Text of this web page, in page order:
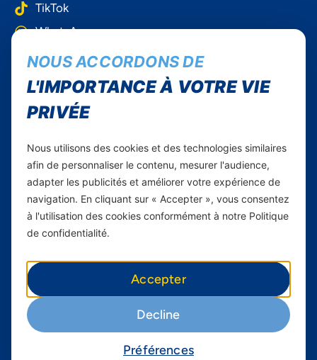
TikTok
WhatsApp
Yas Togo
Axian Telecom
Services
Services Mobiles
Business
Smartphones
Informations utiles
À propos de Yas FAQ
NOUS ACCORDONS DE
L'IMPORTANCE À VOTRE VIE
PRIVÉE
Nous utilisons des cookies et des technologies similaires
afin de personnaliser le contenu, mesurer l'audience,
adapter les publicités et améliorer votre expérience de
navigation. En cliquant sur « Accepter », vous consentez
à l'utilisation des cookies conformément à notre Politique
de confidentialité.
Accepter
Decline
Préférences